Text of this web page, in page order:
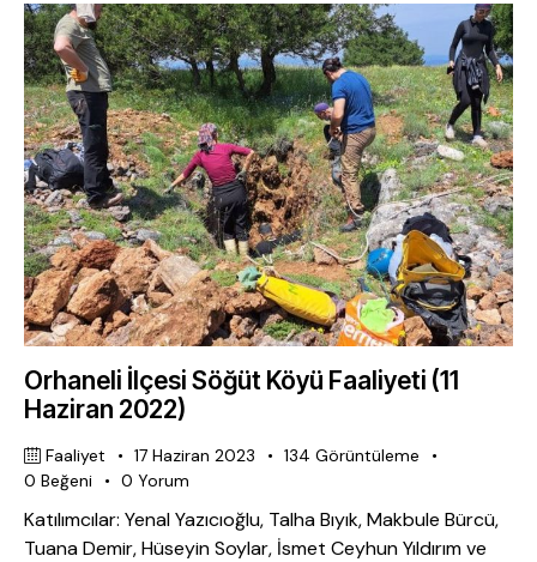
Orhaneli İlçesi Söğüt Köyü Faaliyeti (11
Haziran 2022)
Faaliyet 17 Haziran 2023 134 Görüntüleme
0 Beğeni 0 Yorum
Katılımcılar: Yenal Yazıcıoğlu, Talha Bıyık, Makbule Bürcü,
Tuana Demir, Hüseyin Soylar, İsmet Ceyhun Yıldırım ve